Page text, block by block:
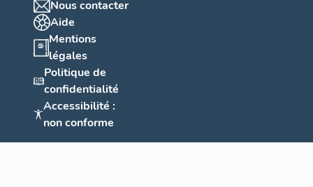
Nous contacter
Aide
Mentions
légales
Politique de
confidentialité
Accessibilité :
non conforme